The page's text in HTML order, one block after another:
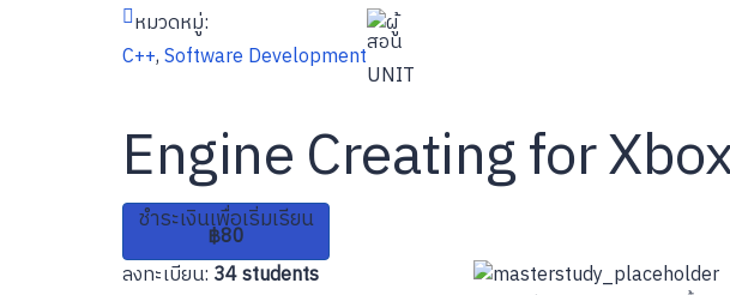
หมวดหมู่:
C++,Software Development
ผู้
สอน
UNIT
Engine Creating for
ชำระเงินเพื่อเริ่มเรียน
฿80
ลงทะเบียน: 34 students